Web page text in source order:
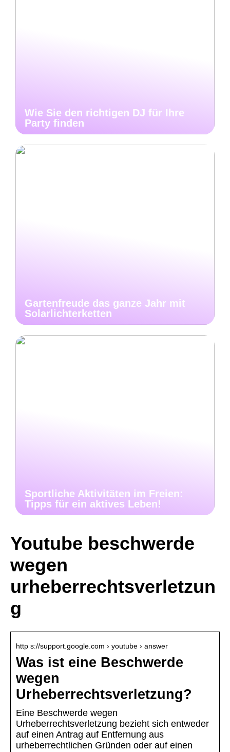
Wie Sie den richtigen DJ für Ihre
Party finden
Gartenfreude das ganze Jahr mit
Solarlichterketten
Sportliche Aktivitäten im Freien:
Tipps für ein aktives Leben!
Youtube beschwerde
wegen
urheberrechtsverletzun
g
http s://support.google.com › youtube › answer
Was ist eine Beschwerde
wegen
Urheberrechtsverletzung?
Eine Beschwerde wegen
Urheberrechtsverletzung bezieht sich entweder
auf einen Antrag auf Entfernung aus
urheberrechtlichen Gründen oder auf einen